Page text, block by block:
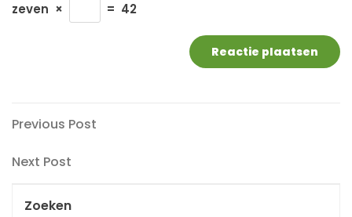
zeven × = 42
Berichtnavigatie
Previous
Previous Post
Next
Next Post
Zoeken